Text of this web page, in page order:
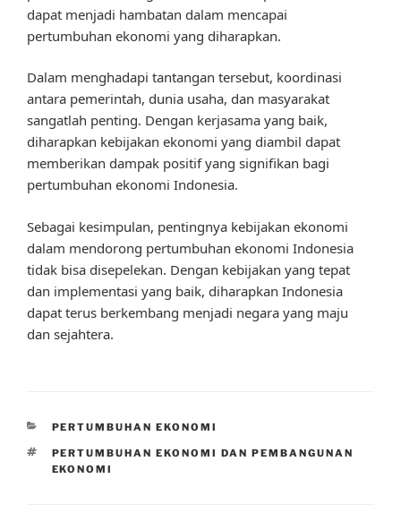
dapat menjadi hambatan dalam mencapai
pertumbuhan ekonomi yang diharapkan.
Dalam menghadapi tantangan tersebut, koordinasi
antara pemerintah, dunia usaha, dan masyarakat
sangatlah penting. Dengan kerjasama yang baik,
diharapkan kebijakan ekonomi yang diambil dapat
memberikan dampak positif yang signifikan bagi
pertumbuhan ekonomi Indonesia.
Sebagai kesimpulan, pentingnya kebijakan ekonomi
dalam mendorong pertumbuhan ekonomi Indonesia
tidak bisa disepelekan. Dengan kebijakan yang tepat
dan implementasi yang baik, diharapkan Indonesia
dapat terus berkembang menjadi negara yang maju
dan sejahtera.
CATEGORIES
PERTUMBUHAN EKONOMI
TAGS
PERTUMBUHAN EKONOMI DAN PEMBANGUNAN
EKONOMI